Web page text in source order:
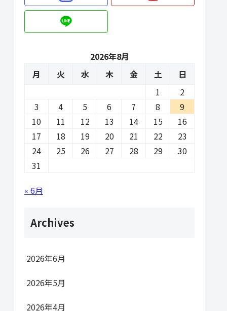
2026年8月
月
火 水 木 金 土
日
1
2
3
4 5 6 7 8
9
10
11 12 13 14 15
16
17
18 19 20 21 22
23
24
25 26 27 28 29
30
31
« 6月
Archives
2026年6月
2026年5月
2026年4月